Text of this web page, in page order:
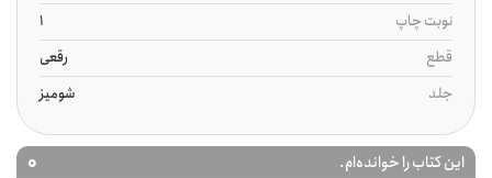
نوبت چاپ
1
قطع
رقعی
جلد
شومیز
این کتاب را خوانده‌ام. 0